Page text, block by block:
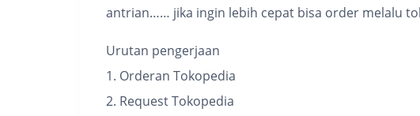
antrian…… jika ingin lebih cepat bisa order melalu
Urutan pengerjaan
1. Orderan Tokopedia
2. Request Tokopedia